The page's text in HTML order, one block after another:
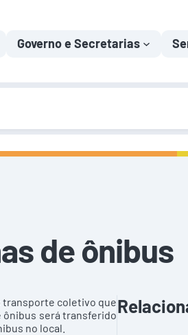
Governo e Secretarias
de ônibus
transporte coletivo que
ônibus será transferido
no local.